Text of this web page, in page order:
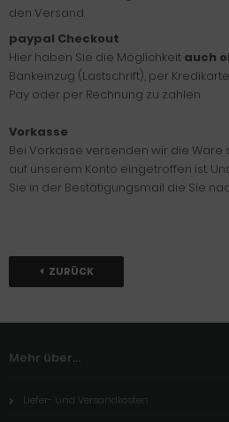
den Versand.
paypal Checkout
Hier haben Sie die Möglichkeit auch
Bankeinzug (Lastschrift), per
Pay oder per Rechnung zu zahlen
Vorkasse
Bei Vorkasse versenden wir die
auf unserem Konto eingetroffen ist.
Sie in der Bestätigungsmail die Sie
ZURÜCK
Mehr über...
Liefer- und Versandkosten